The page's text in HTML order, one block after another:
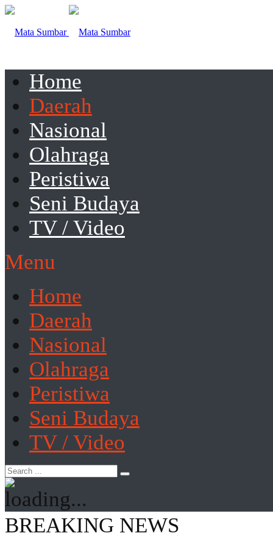
Home
Daerah
Nasional
Olahraga
Peristiwa
Seni Budaya
TV / Video
Menu
Home
Daerah
Nasional
Olahraga
Peristiwa
Seni Budaya
TV / Video
BREAKING NEWS